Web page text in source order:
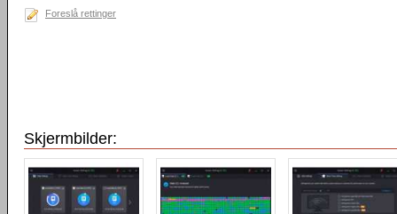
Foreslå rettinger
Skjermbilder: